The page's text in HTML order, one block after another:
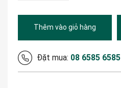
Thêm vào giỏ hàng
Đặt mua: 08 6585 6585